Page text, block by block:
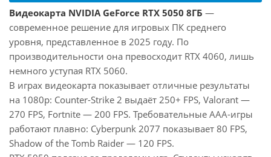
Видеокарта NVIDIA GeForce RTX 5050 8ГБ —
современное решение для игровых ПК среднего
уровня, представленное в 2025 году. По
производительности она превосходит RTX 4060, лишь
немного уступая RTX 5060.
В играх видеокарта показывает отличные результаты
на 1080p: Counter-Strike 2 выдаёт 250+ FPS, Valorant —
270 FPS, Fortnite — 200 FPS. Требовательные AAA-игры
работают плавно: Cyberpunk 2077 показывает 80 FPS,
Shadow of the Tomb Raider — 120 FPS.